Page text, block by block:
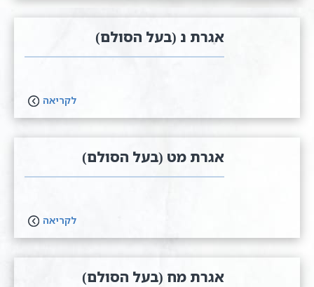
אגרת נ (בעל הסולם)
לקריאה
אגרת מט (בעל הסולם)
לקריאה
אגרת מח (בעל הסולם)